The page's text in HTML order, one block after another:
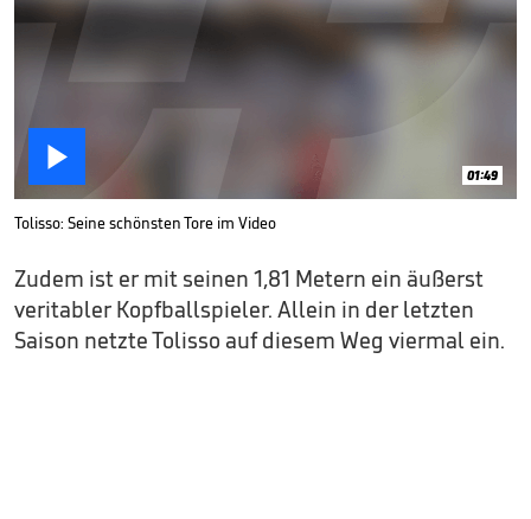
 01:49
Tolisso: Seine schönsten Tore im Video
Zudem ist er mit seinen 1,81 Metern ein äußerst
veritabler Kopfballspieler. Allein in der letzten
Saison netzte Tolisso auf diesem Weg viermal ein.